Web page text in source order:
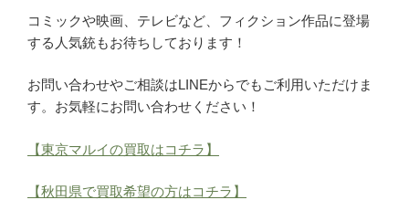
コミックや映画、テレビなど、フィクション作品に登場
する人気銃もお待ちしております！
お問い合わせやご相談はLINEからでもご利用いただけま
す。お気軽にお問い合わせください！
【東京マルイの買取はコチラ】
【秋田県で買取希望の方はコチラ】